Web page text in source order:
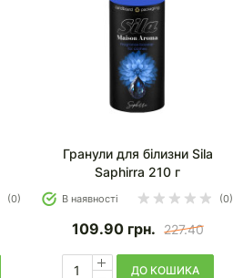
(0)
Гранули для білизни Sila
Saphirra 210 г
В наявності (0)
109.90 грн. 227.40
ДО КОШИКА